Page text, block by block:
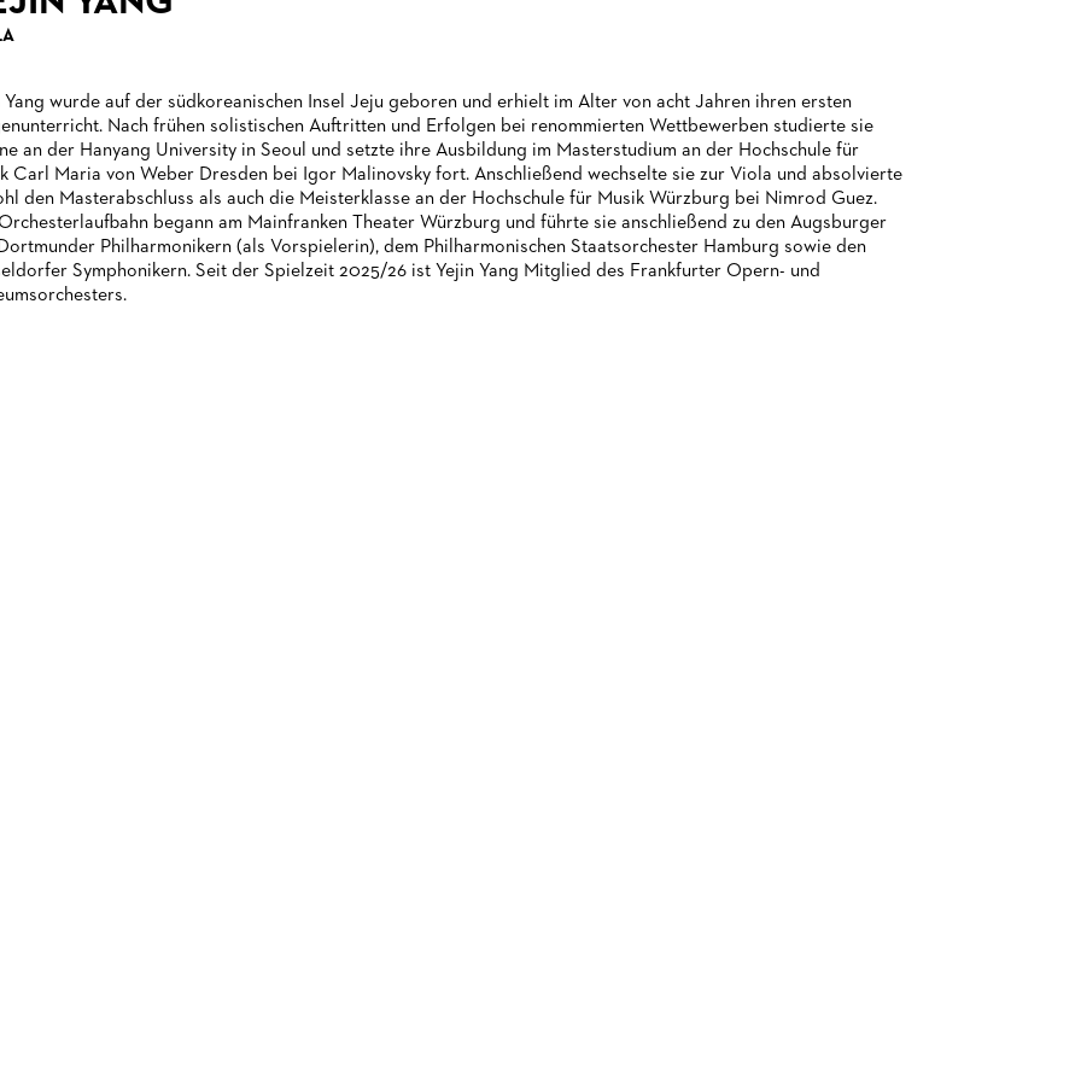
Yang wurde auf der südkoreanischen Insel Jeju geboren und erhielt im Alter von acht Jahren ihren ersten
Nach frühen solistischen Auftritten und Erfolgen bei renommierten Wettbewerben studierte sie
an der Hanyang University in Seoul und setzte ihre Ausbildung im Masterstudium an der Hochschule für
Carl Maria von Weber Dresden bei Igor Malinovsky fort. Anschließend wechselte sie zur Viola und absolvierte
den Masterabschluss als auch die Meisterklasse an der Hochschule für Musik Würzburg bei Nimrod Guez.
Orchesterlaufbahn begann am Mainfranken Theater Würzburg und führte sie anschließend zu den Augsburger
Philharmonikern (als Vorspielerin), dem Philharmonischen Staatsorchester Hamburg sowie den
Symphonikern. Seit der Spielzeit 2025/26 ist Yejin Yang Mitglied des Frankfurter Opern- und